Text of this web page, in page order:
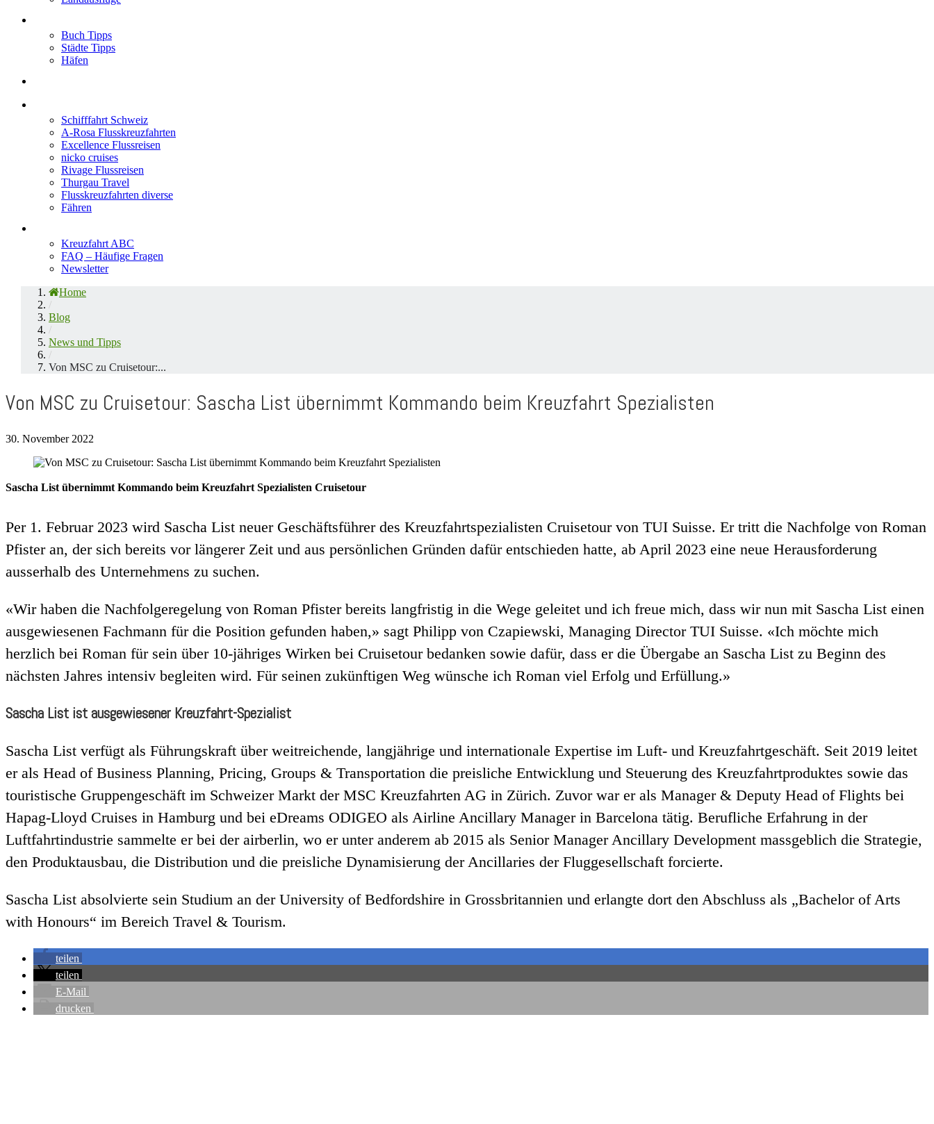
Buch Tipps
Städte Tipps
Häfen
Schifffahrt Schweiz
A-Rosa Flusskreuzfahrten
Excellence Flussreisen
nicko cruises
Rivage Flussreisen
Thurgau Travel
Flusskreuzfahrten diverse
Fähren
Kreuzfahrt ABC
FAQ – Häufige Fragen
Newsletter
Home
/
Blog
/
News und Tipps
/
Von MSC zu Cruisetour:...
Von MSC zu Cruisetour: Sascha List übernimmt Kommando beim Kreuzfahrt Spezialisten
30. November 2022
Sascha List übernimmt Kommando beim Kreuzfahrt Spezialisten Cruisetour
Per 1. Februar 2023 wird Sascha List neuer Geschäftsführer des Kreuzfahrtspezialisten Cruisetour von TUI Suisse. Er tritt die Nachfolge von Roman
Pfister an, der sich bereits vor längerer Zeit und aus persönlichen Gründen dafür entschieden hatte, ab April 2023 eine neue Herausforderung
ausserhalb des Unternehmens zu suchen.
«Wir haben die Nachfolgeregelung von Roman Pfister bereits langfristig in die Wege geleitet und ich freue mich, dass wir nun mit Sascha List einen
ausgewiesenen Fachmann für die Position gefunden haben,» sagt Philipp von Czapiewski, Managing Director TUI Suisse. «Ich möchte mich
herzlich bei Roman für sein über 10-jähriges Wirken bei Cruisetour bedanken sowie dafür, dass er die Übergabe an Sascha List zu Beginn des
nächsten Jahres intensiv begleiten wird. Für seinen zukünftigen Weg wünsche ich Roman viel Erfolg und Erfüllung.»
Sascha List ist ausgewiesener Kreuzfahrt-Spezialist
Sascha List verfügt als Führungskraft über weitreichende, langjährige und internationale Expertise im Luft- und Kreuzfahrtgeschäft. Seit 2019 leitet
er als Head of Business Planning, Pricing, Groups & Transportation die preisliche Entwicklung und Steuerung des Kreuzfahrtproduktes sowie das
touristische Gruppengeschäft im Schweizer Markt der MSC Kreuzfahrten AG in Zürich. Zuvor war er als Manager & Deputy Head of Flights bei
Hapag-Lloyd Cruises in Hamburg und bei eDreams ODIGEO als Airline Ancillary Manager in Barcelona tätig. Berufliche Erfahrung in der
Luftfahrtindustrie sammelte er bei der airberlin, wo er unter anderem ab 2015 als Senior Manager Ancillary Development massgeblich die Strategie,
den Produktausbau, die Distribution und die preisliche Dynamisierung der Ancillaries der Fluggesellschaft forcierte.
Sascha List absolvierte sein Studium an der University of Bedfordshire in Grossbritannien und erlangte dort den Abschluss als „Bachelor of Arts
with Honours“ im Bereich Travel & Tourism.
teilen
teilen
E-Mail
drucken